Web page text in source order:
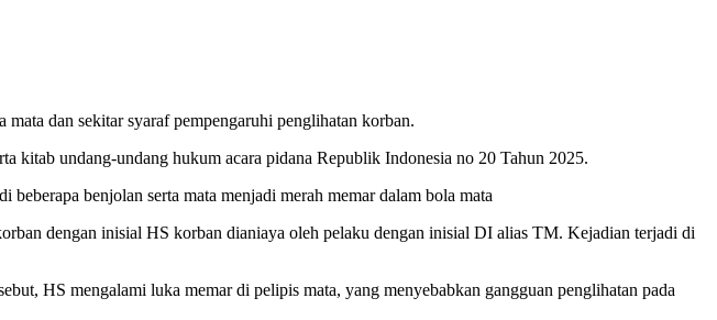
dan sekitar syaraf pempengaruhi penglihatan korban.
kitab undang-undang hukum acara pidana Republik Indonesia no 20 Tahun 2025.
benjolan serta mata menjadi merah memar dalam bola mata
dengan inisial HS korban dianiaya oleh pelaku dengan inisial DI alias TM. Kejadian terjadi di
HS mengalami luka memar di pelipis mata, yang menyebabkan gangguan penglihatan pada